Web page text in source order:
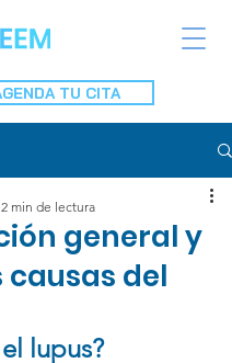
TU CITA
general y
causas del
2 min de lectura
lupus?